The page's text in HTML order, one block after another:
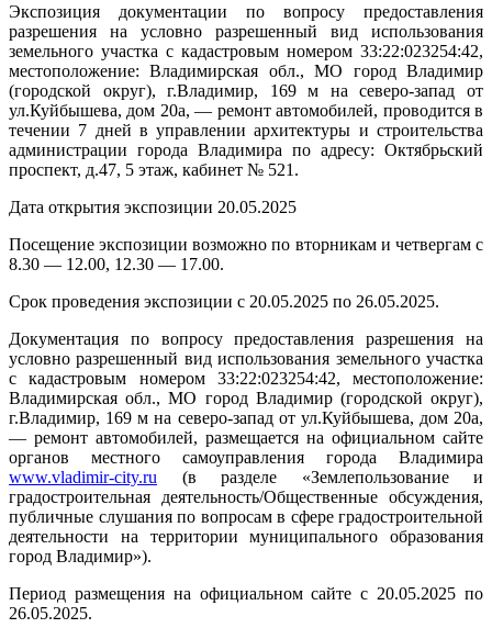
Экспозиция документации по вопросу предоставления
разрешения на условно разрешенный вид использования
земельного участка с кадастровым номером 33:22:023254:42,
местоположение: Владимирская обл., МО город Владимир
(городской округ), г.Владимир, 169 м на северо-запад от
ул.Куйбышева, дом 20а, — ремонт автомобилей, проводится в
течении 7 дней в управлении архитектуры и строительства
администрации города Владимира по адресу: Октябрьский
проспект, д.47, 5 этаж, кабинет № 521.
Дата открытия экспозиции 20.05.2025
Посещение экспозиции возможно по вторникам и четвергам с
8.30 — 12.00, 12.30 — 17.00.
Срок проведения экспозиции с 20.05.2025 по 26.05.2025.
Документация по вопросу предоставления разрешения на
условно разрешенный вид использования земельного участка
с кадастровым номером 33:22:023254:42, местоположение:
Владимирская обл., МО город Владимир (городской округ),
г.Владимир, 169 м на северо-запад от ул.Куйбышева, дом 20а,
— ремонт автомобилей, размещается на официальном сайте
органов местного самоуправления города Владимира
www.vladimir-city.ru (в разделе «Землепользование и
градостроительная деятельность/Общественные обсуждения,
публичные слушания по вопросам в сфере градостроительной
деятельности на территории муниципального образования
город Владимир»).
Период размещения на официальном сайте с 20.05.2025 по
26.05.2025.